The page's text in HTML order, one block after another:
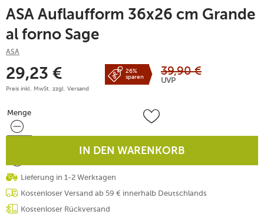
ASA Auflaufform 36x26 cm Grande
al forno Sage
ASA
29,23 €
Preis inkl. MwSt. zzgl. Versand
26%
sparen
39,90 €
UVP
Menge
Menge
IN DEN WARENKORB
Lieferung in 1-2 Werktagen
Kostenloser Versand ab 59 € innerhalb Deutschlands
Kostenloser Rückversand